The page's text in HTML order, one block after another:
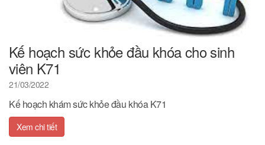
Kế hoạch sức khỏe đầu khóa cho sinh
viên K71
21/03/2022
Kế hoạch khám sức khỏe đầu khóa K71
Xem chi tiết